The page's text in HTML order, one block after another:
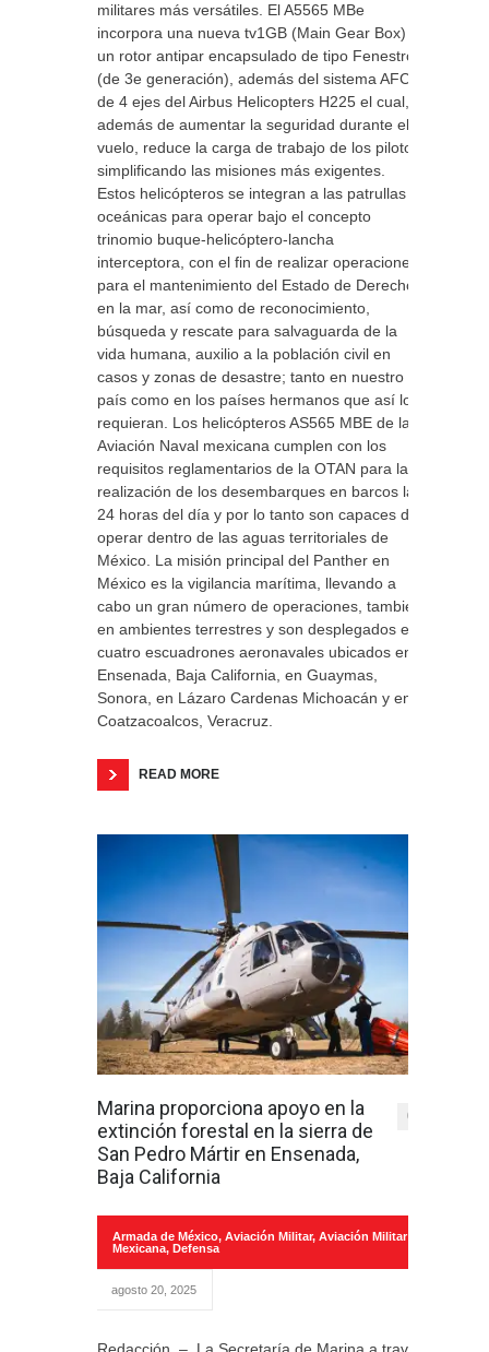
militares más versátiles. El A5565 MBe
incorpora una nueva tv1GB (Main Gear Box) y
un rotor antipar encapsulado de tipo Fenestron
(de 3e generación), además del sistema AFCS
de 4 ejes del Airbus Helicopters H225 el cual,
además de aumentar la seguridad durante el
vuelo, reduce la carga de trabajo de los pilotos
simplificando las misiones más exigentes.
Estos helicópteros se integran a las patrullas
oceánicas para operar bajo el concepto
trinomio buque-helicóptero-lancha
interceptora, con el fin de realizar operaciones
para el mantenimiento del Estado de Derecho
en la mar, así como de reconocimiento,
búsqueda y rescate para salvaguarda de la
vida humana, auxilio a la población civil en
casos y zonas de desastre; tanto en nuestro
país como en los países hermanos que así lo
requieran. Los helicópteros AS565 MBE de la
Aviación Naval mexicana cumplen con los
requisitos reglamentarios de la OTAN para la
realización de los desembarques en barcos las
24 horas del día y por lo tanto son capaces de
operar dentro de las aguas territoriales de
México. La misión principal del Panther en
México es la vigilancia marítima, llevando a
cabo un gran número de operaciones, también
en ambientes terrestres y son desplegados en
cuatro escuadrones aeronavales ubicados en
Ensenada, Baja California, en Guaymas,
Sonora, en Lázaro Cardenas Michoacán y en
Coatzacoalcos, Veracruz.
READ MORE
Marina proporciona apoyo en la
extinción forestal en la sierra de
San Pedro Mártir en Ensenada,
Baja California
0
Armada de México, Aviación Militar, Aviación Militar
Mexicana, Defensa
agosto 20, 2025